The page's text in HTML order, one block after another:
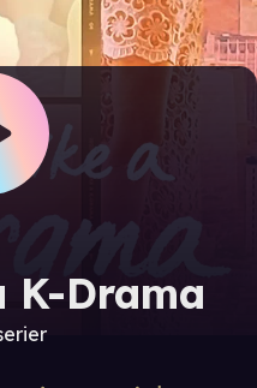
K-Drama